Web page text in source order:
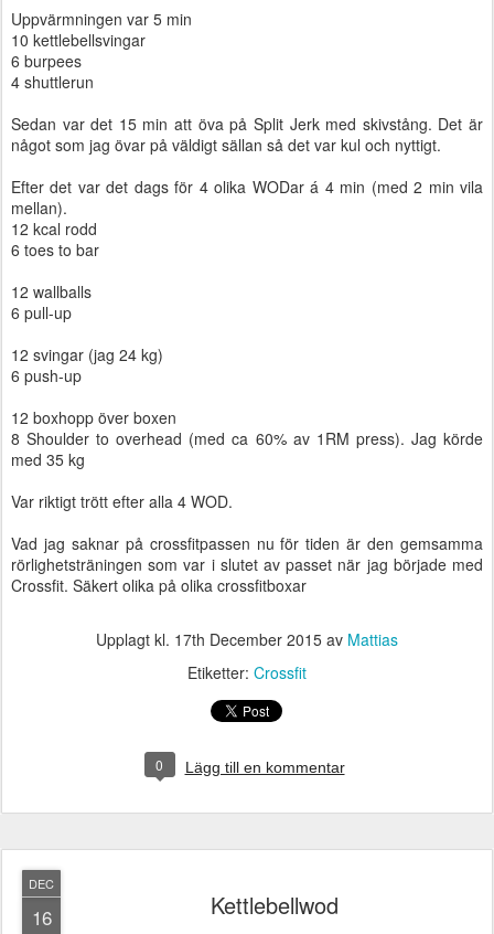
Uppvärmningen var 5 min
10 kettlebellsvingar
6 burpees
4 shuttlerun
Sedan var det 15 min att öva på Split Jerk med skivstång. Det är
något som jag övar på väldigt sällan så det var kul och nyttigt.
Efter det var det dags för 4 olika WODar á 4 min (med 2 min vila
mellan).
12 kcal rodd
6 toes to bar
12 wallballs
6 pull-up
12 svingar (jag 24 kg)
6 push-up
12 boxhopp över boxen
8 Shoulder to overhead (med ca 60% av 1RM press). Jag körde
med 35 kg
Var riktigt trött efter alla 4 WOD.
Vad jag saknar på crossfitpassen nu för tiden är den gemsamma
rörlighetsträningen som var i slutet av passet när jag började med
Crossfit. Säkert olika på olika crossfitboxar
Upplagt kl. 17th December 2015 av Mattias
Etiketter: Crossfit
0 Lägg till en kommentar
DEC
16 Kettlebellwod